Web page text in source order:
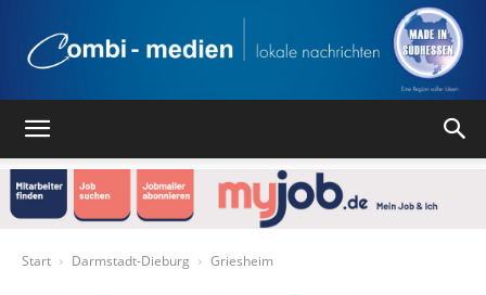
Start Darmstadt-Dieburg Griesheim